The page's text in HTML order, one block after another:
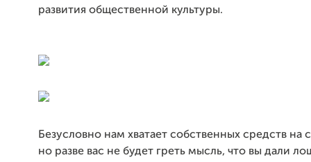
развития общественной культуры.
Безусловно нам хватает собственных средств на
но разве вас не будет греть мысль, что вы дали